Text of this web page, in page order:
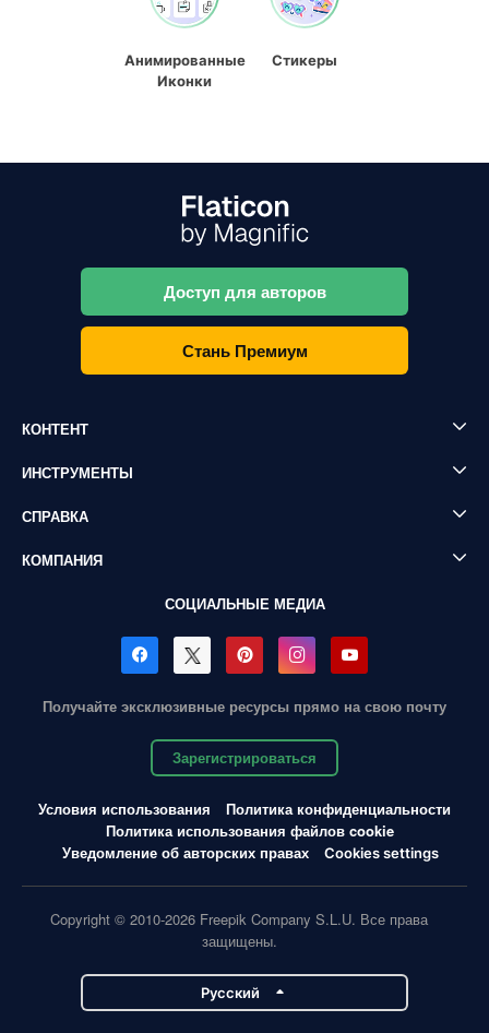
Анимированные
Иконки
Стикеры
Доступ для авторов
Стань Премиум
КОНТЕНТ
ИНСТРУМЕНТЫ
СПРАВКА
КОМПАНИЯ
СОЦИАЛЬНЫЕ МЕДИА
Получайте эксклюзивные ресурсы прямо на свою почту
Зарегистрироваться
Условия использования
Политика конфиденциальности
Политика использования файлов cookie
Уведомление об авторских правах
Cookies settings
Copyright © 2010-2026 Freepik Company S.L.U. Все права
защищены.
Pусский